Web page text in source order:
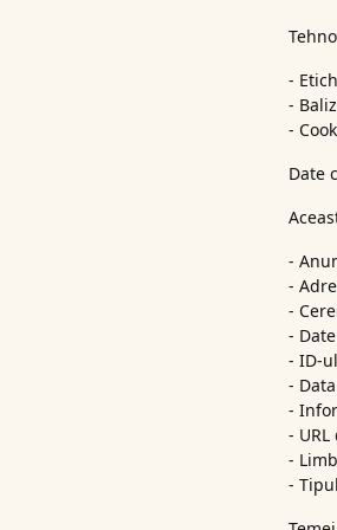
-
-
-
Date
-
-
-
-
- ID-
-
-
-
-
-